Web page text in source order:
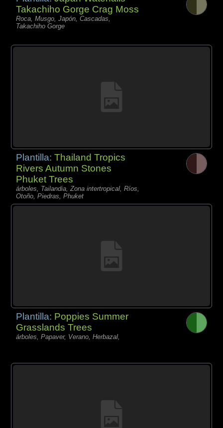
Takachiho Gorge Crag Moss
Roca, Musgo, Japón, Cascadas,
Takachiho Gorge
Plantilla:Thailand Tropics
Rivers Autumn Stones
Phuket Trees
árboles, Tailandia, Zona intertropical, Ríos,
Otoño, Piedras, Phuket
Plantilla: Poppies Summer
Grasslands Trees
árboles, Papaver, Verano, Herbazal,